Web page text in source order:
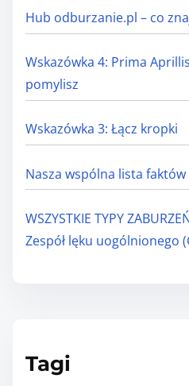
r
i
e
Hub odburzanie.pl – co
Wskazówka 4: Prima
pomylisz
Wskazówka 3: Łącz kropki
Nasza wspólna lista faktów
WSZYSTKIE TYPY
Zespół lęku uogólnionego
Tagi